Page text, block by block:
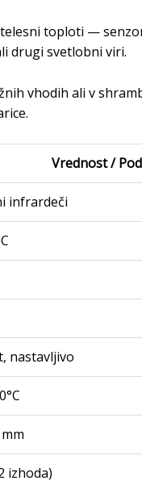
toploti —
drugi svetlobni viri.
vhodih ali v
Vrednost /
infrardeči
nastavljivo
izhoda)